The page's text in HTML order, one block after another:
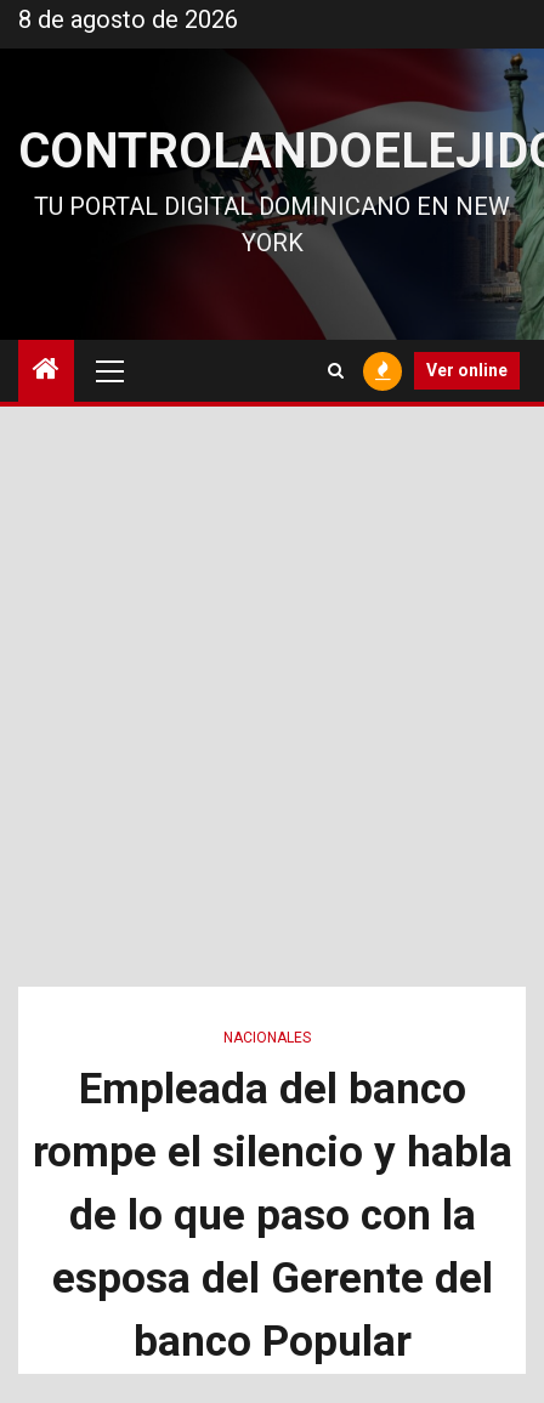
al
8 de agosto de 2026
TU PORTAL DIGITAL DOMINICANO EN NEW
YORK
principal
Ver online
NACIONALES
Empleada del banco
rompe el silencio y habla
de lo que paso con la
esposa del Gerente del
banco Popular